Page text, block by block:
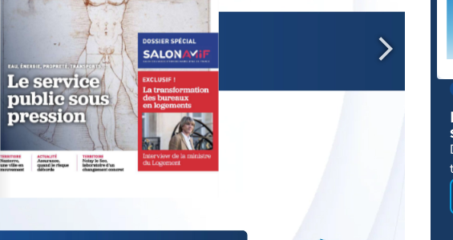
En savoir plus
23 Juin 2026